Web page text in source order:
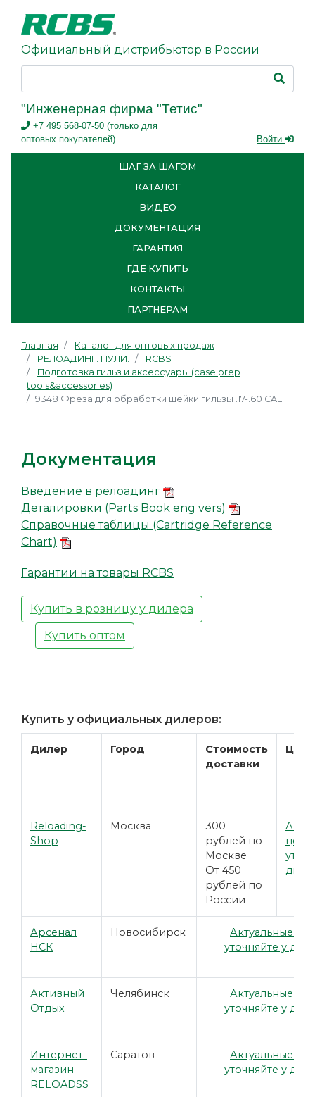
Официальный дистрибьютор в России
"Инженерная фирма "Тетис"
+7 495 568-07-50 (только для
оптовых покупателей)
Войти
ШАГ ЗА ШАГОМ
КАТАЛОГ
ВИДЕО
ДОКУМЕНТАЦИЯ
ГАРАНТИЯ
ГДЕ КУПИТЬ
КОНТАКТЫ
ПАРТНЕРАМ
Главная
Каталог для оптовых продаж
РЕЛОАДИНГ. ПУЛИ.
RCBS
Подготовка гильз и аксессуары (case prep
tools&accessories)
9348 Фреза для обработки шейки гильзы .17-.60 CAL
Документация
Введение в релоадинг
Деталировки (Parts Book eng vers)
Справочные таблицы (Cartridge Reference
Chart)
Гарантии на товары RCBS
Купить в розницу у дилера
Купить оптом
Купить у официальных дилеров:
Дилер Город
Стоимость
доставки
Reloading-
Shop
Москва
300
рублей по
Москве
От 450
рублей по
России
цены
Арсенал
НСК
Новосибирск
Актуальные
уточняйте у
Активный
Отдых
Челябинск
Актуальные
уточняйте у
Интернет-
магазин
RELOADSS
Саратов
Актуальные
уточняйте у